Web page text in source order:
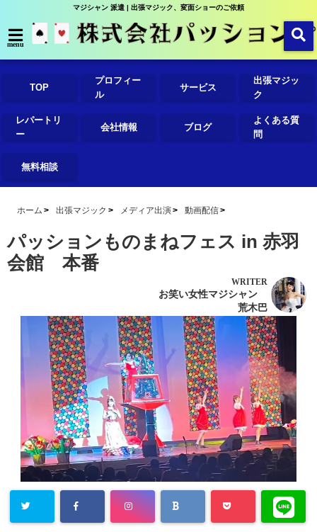
マジシャン 派遣 | 出張マジック、変面ショーのご依頼
menu
TOP
プロフィー
ル
サービス
出張マジッ
ク
レパートリ
ー
会社情報 ブログ
よくある質
問
無料相談
ホーム 出張マジック メディア出演 動画配信
パッションものまねフェス in 赤羽
会館 本番
WRITER
お笑い女性マジシャン
荒木巴